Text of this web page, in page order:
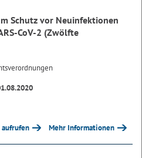
Schutz vor Neuinfektionen
CoV-2 (Zwölfte
Mehr Informationen